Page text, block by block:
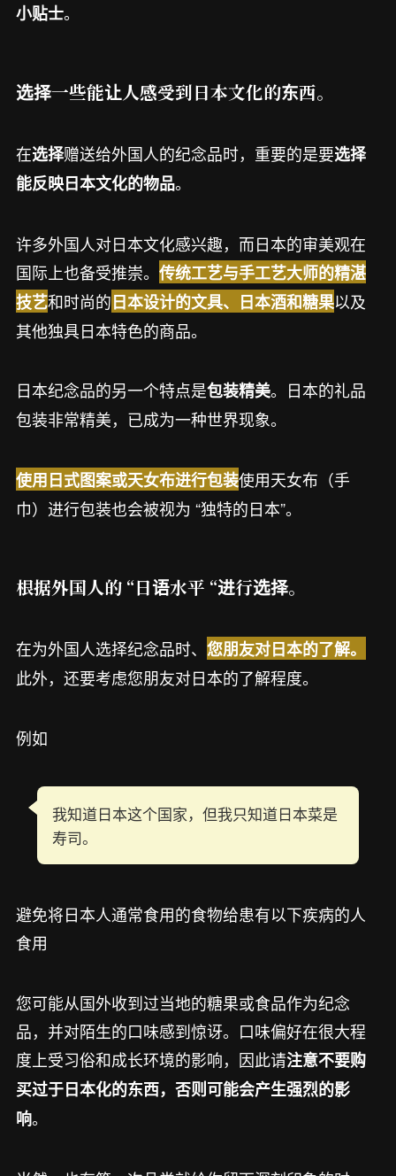
小贴士。
选择一些能让人感受到日本文化的东西。
在选择赠送给外国人的纪念品时，重要的是要选择
能反映日本文化的物品。
许多外国人对日本文化感兴趣，而日本的审美观在
国际上也备受推崇。 传统工艺与手工艺大师的精湛
技艺和时尚的日本设计的文具、日本酒和糖果以及
其他独具日本特色的商品。
日本纪念品的另一个特点是包装精美。日本的礼品
包装非常精美，已成为一种世界现象。
使用日式图案或天女布进行包装使用天女布（手
巾）进行包装也会被视为 “独特的日本”。
根据外国人的 “日语水平 “进行选择。
在为外国人选择纪念品时、 您朋友对日本的了解。
此外，还要考虑您朋友对日本的了解程度。
例如
我知道日本这个国家，但我只知道日本菜是
寿司。
避免将日本人通常食用的食物给患有以下疾病的人
食用
您可能从国外收到过当地的糖果或食品作为纪念
品，并对陌生的口味感到惊讶。口味偏好在很大程
度上受习俗和成长环境的影响，因此请注意不要购
买过于日本化的东西，否则可能会产生强烈的影
响。